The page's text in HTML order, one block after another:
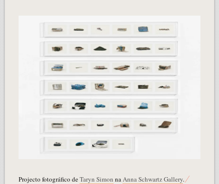
Projecto fotográfico deTaryn Simon naAnna Schwartz Gallery.